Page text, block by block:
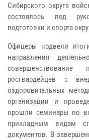
Сибирского округа
состоялось под
подготовки и спорта
Офицеры подвели
направления
совершенствование
росгвардейцев с
оздоровительных
организации и
прошли семинары по
прикладным видам
документов. В